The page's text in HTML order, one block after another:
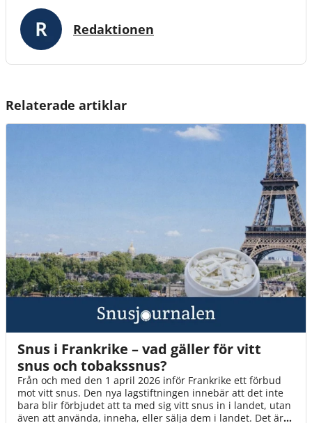
Redaktionen
Relaterade artiklar
Snus i Frankrike – vad gäller för vitt
snus och tobakssnus?
Från och med den 1 april 2026 inför Frankrike ett förbud
mot vitt snus. Den nya lagstiftningen innebär att det inte
bara blir förbjudet att ta med sig vitt snus in i landet, utan
även att använda, inneha, eller sälja dem i landet. Det är